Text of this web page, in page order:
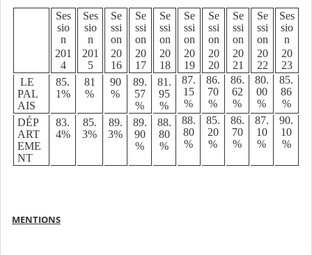
Ses
sio
n
201
4
Ses
sio
n
201
5
Se
ssi
on
20
16
Se
ssi
on
20
17
Se
ssi
on
20
18
Se
ssi
on
20
19
Se
ssi
on
20
20
Se
ssi
on
20
21
Se
ssi
on
20
22
Ses
sio
n
20
23
LE
PAL
AIS
85.
1%
81
%
90
%
89.
57
%
81.
95
%
87.
15
%
86.
70
%
86.
62
%
80.
00
%
85.
86
%
DÉP
ART
EME
NT
83.
4%
85.
3%
89.
3%
89.
90
%
88.
80
%
88.
80
%
85.
20
%
86.
70
%
87.
10
%
90.
10
%
MENTIONS